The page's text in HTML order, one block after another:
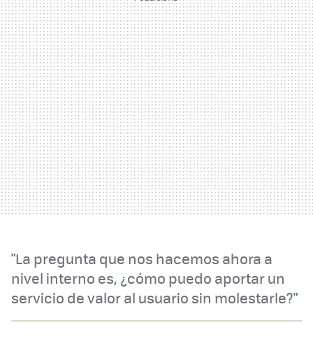
"La pregunta que nos hacemos ahora a
nivel interno es, ¿cómo puedo aportar un
servicio de valor al usuario sin molestarle?"